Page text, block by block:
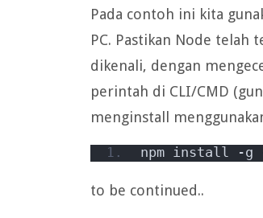
Pada contoh ini kita
PC. Pastikan Node telah
dikenali, dengan
perintah di CLI/CMD
menginstall
npm install -g
to be continued..